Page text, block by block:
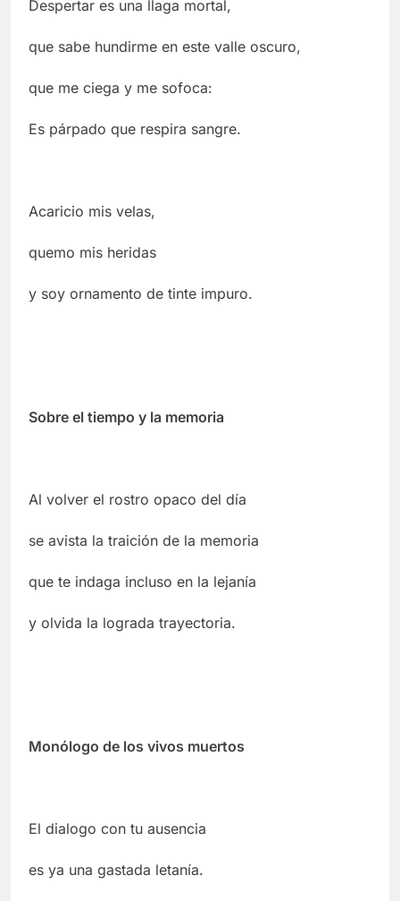
Despertar es una llaga mortal,
que sabe hundirme en este valle oscuro,
que me ciega y me sofoca:
Es párpado que respira sangre.
Acaricio mis velas,
quemo mis heridas
y soy ornamento de tinte impuro.
Sobre el tiempo y la memoria
Al volver el rostro opaco del día
se avista la traición de la memoria
que te indaga incluso en la lejanía
y olvida la lograda trayectoria.
Monólogo de los vivos muertos
El dialogo con tu ausencia
es ya una gastada letanía.